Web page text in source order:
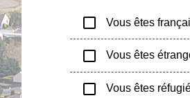
check_box_outline_blank Vous êtes
check_box_outline_blank Vous êtes
check_box_outline_blank Vous êtes